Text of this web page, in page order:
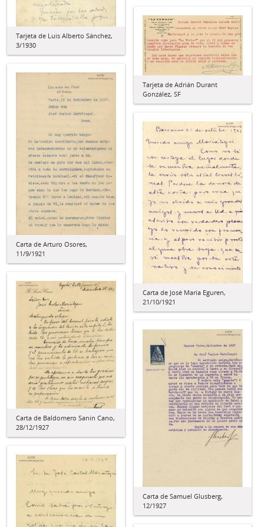
Tarjeta de Luis Alberto Sánchez,
3/1930
Tarjeta de Adrián Durant
González, SF
Carta de Arturo Osores,
11/9/1921
Carta de José María Eguren,
21/10/1921
Carta de Baldomero Sanín Cano,
28/12/1927
Carta de Samuel Glusberg,
12/1927